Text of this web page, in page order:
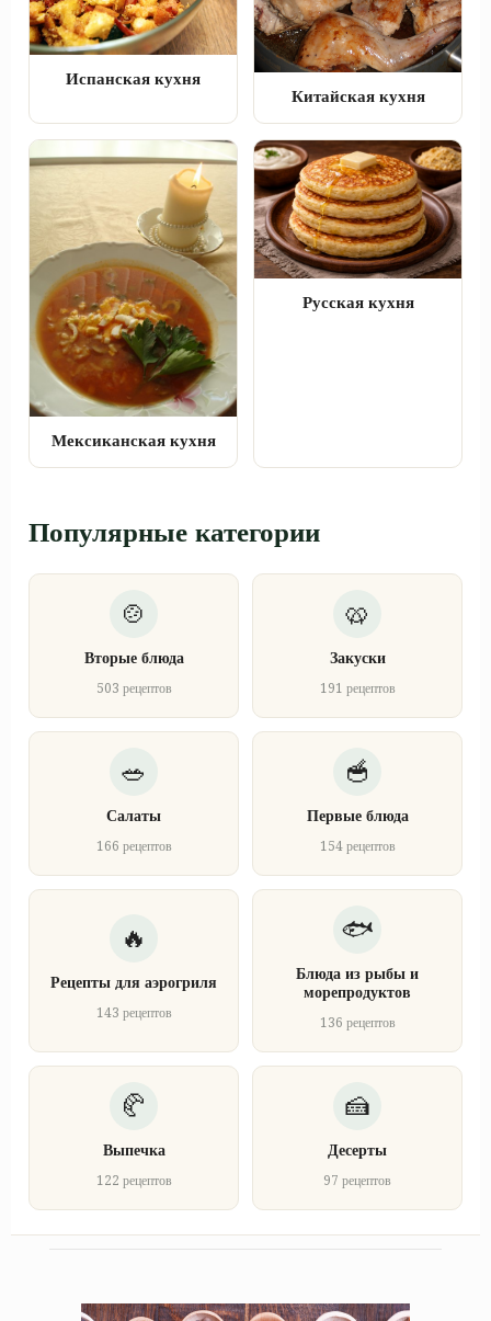
Испанская кухня
Китайская кухня
Мексиканская кухня
Русская кухня
Популярные категории
Вторые блюда
503 рецептов
Закуски
191 рецептов
Салаты
166 рецептов
Первые блюда
154 рецептов
Рецепты для аэрогриля
143 рецептов
Блюда из рыбы и
морепродуктов
136 рецептов
Выпечка
122 рецептов
Десерты
97 рецептов